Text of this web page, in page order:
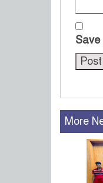
More